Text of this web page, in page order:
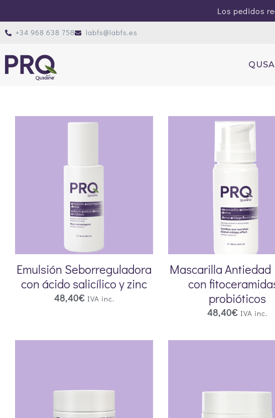
Los pedidos
+34 968 638 758 labfs@labfs.es
Emulsión Seborreguladora
con ácido salicílico y zinc
48,40€ IVA inc.
Mascarilla Antiedad
con
probióticos
48,40€ IVA inc.